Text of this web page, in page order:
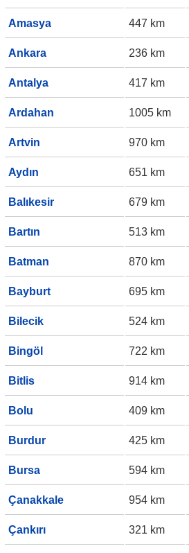
Amasya 447 km
Ankara 236 km
Antalya 417 km
Ardahan 1005 km
Artvin 970 km
Aydın 651 km
Balıkesir 679 km
Bartın 513 km
Batman 870 km
Bayburt 695 km
Bilecik 524 km
Bingöl 722 km
Bitlis 914 km
Bolu 409 km
Burdur 425 km
Bursa 594 km
Çanakkale 954 km
Çankırı 321 km